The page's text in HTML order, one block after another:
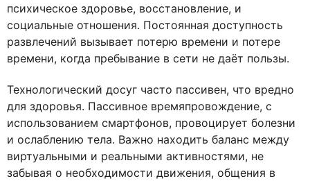
психическое здоровье, восстановление, и
социальные отношения. Постоянная доступность
развлечений вызывает потерю времени и потере
времени, когда пребывание в сети не даёт пользы.
Технологический досуг часто пассивен, что вредно
для здоровья. Пассивное времяпровождение, с
использованием смартфонов, провоцирует болезни
и ослаблению тела. Важно находить баланс между
виртуальными и реальными активностями, не
забывая о необходимости движения, общения в